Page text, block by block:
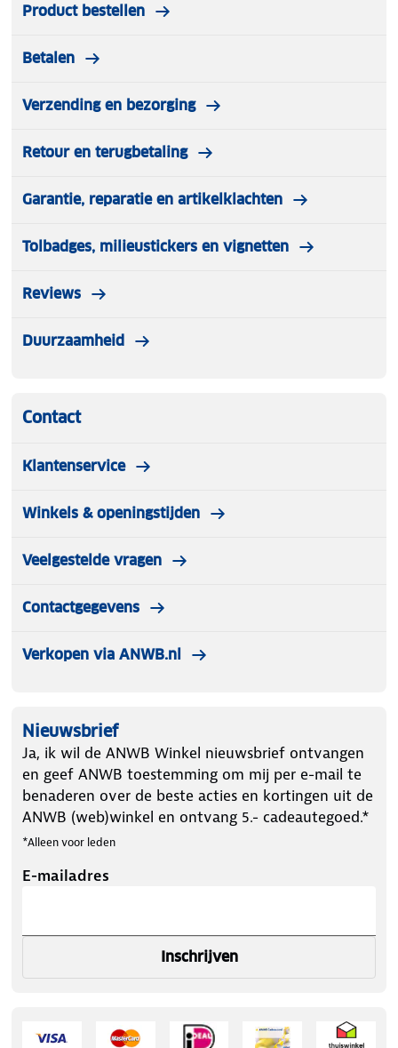
Product bestellen
Betalen
Verzending en bezorging
Retour en terugbetaling
Garantie, reparatie en artikelklachten
Tolbadges, milieustickers en vignetten
Reviews
Duurzaamheid
Contact
Klantenservice
Winkels & openingstijden
Veelgestelde vragen
Contactgegevens
Verkopen via ANWB.nl
Nieuwsbrief
Ja, ik wil de ANWB Winkel nieuwsbrief ontvangen
en geef ANWB toestemming om mij per e-mail te
benaderen over de beste acties en kortingen uit de
ANWB (web)winkel en ontvang 5.- cadeautegoed.*
*Alleen voor leden
E-mailadres
Inschrijven